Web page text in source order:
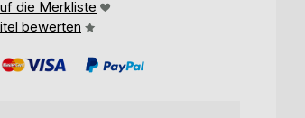
die Merkliste
bewerten